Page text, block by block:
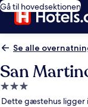
Gå til hovedsektionen
Se alle
San
3.0-
stjernet
Dette gæstehus ligger